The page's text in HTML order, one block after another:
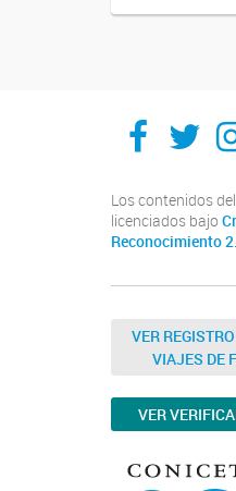
Los contenidos
licenciados bajo
Reconocimiento
VER
VIAJES DE
VER